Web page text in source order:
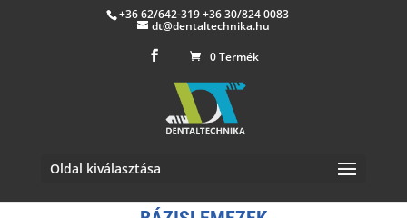
+36 62/642-319 +36 30/824 0083
dt@dentaltechnika.hu
0 Termék
Oldal kiválasztása